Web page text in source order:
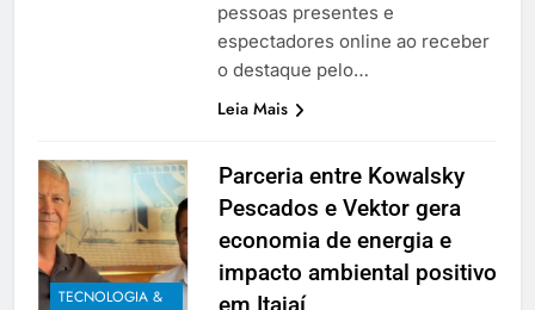
pessoas presentes e
espectadores online ao receber
o destaque pelo…
Leia Mais
TECNOLOGIA &
Parceria entre Kowalsky
Pescados e Vektor gera
economia de energia e
impacto ambiental positivo